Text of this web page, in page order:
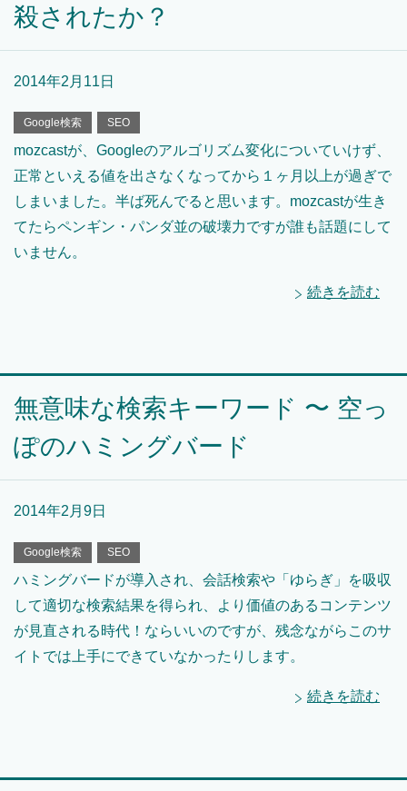
殺されたか？
2014年2月11日
Google検索 SEO
mozcastが、Googleのアルゴリズム変化についていけず、
正常といえる値を出さなくなってから１ヶ月以上が過ぎで
しまいました。半ば死んでると思います。mozcastが生き
てたらペンギン・パンダ並の破壊力ですが誰も話題にして
いません。
続きを読む
無意味な検索キーワード 〜 空っ
ぽのハミングバード
2014年2月9日
Google検索 SEO
ハミングバードが導入され、会話検索や「ゆらぎ」を吸収
して適切な検索結果を得られ、より価値のあるコンテンツ
が見直される時代！ならいいのですが、残念ながらこのサ
イトでは上手にできていなかったりします。
続きを読む